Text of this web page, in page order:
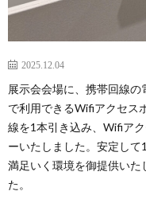
2025.12.04
展示会会場に、携帯回線
で利用できるWifiアクセス
線を1本引き込み、Wifiア
ーいたしました。安定して
満足いく環境を御提供いた
た。